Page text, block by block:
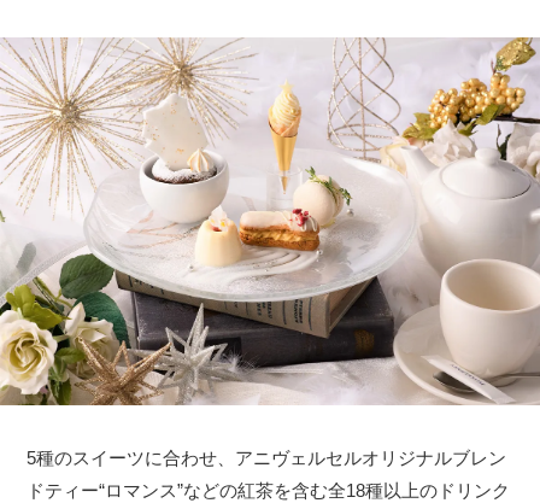
5種のスイーツに合わせ、アニヴェルセルオリジナルブレン
ドティー“ロマンス”などの紅茶を含む全18種以上のドリンク